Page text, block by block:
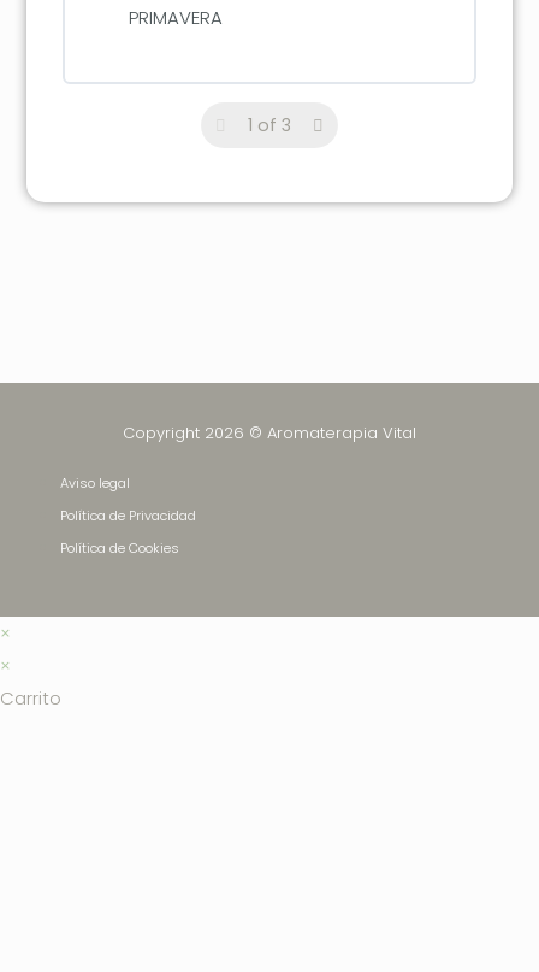
PRIMAVERA
1 of 3
Copyright 2026 © Aromaterapia Vital
Aviso legal
Política de Privacidad
Política de Cookies
×
×
Carrito